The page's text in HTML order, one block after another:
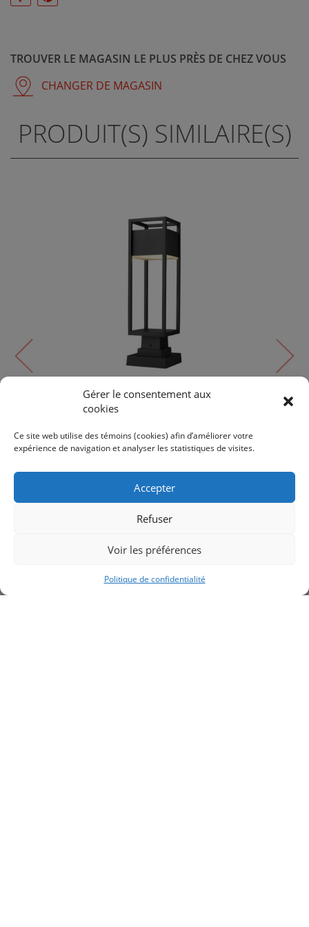
Gérer le consentement aux
cookies
Ce site web utilise des témoins (cookies) afin d’améliorer votre
expérience de navigation et analyser les statistiques de visites.
Accepter
Refuser
Voir les préférences
Politique de confidentialité
TROUVER LE MAGASIN LE PLUS PRÈS DE CHEZ VOUS
CHANGER DE MAGASIN
PRODUIT(S) SIMILAIRE(S)
Extérieur
318$ 286$
RETOUR AUX PRODUITS